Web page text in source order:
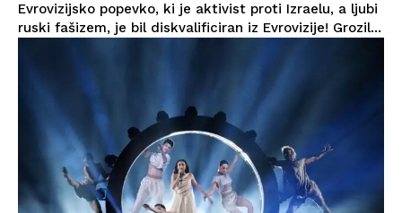
Evrovizijsko popevko, ki je aktivist proti Izraelu, a ljubi
ruski fašizem, je bil diskvalificiran iz Evrovizije! Grozil...